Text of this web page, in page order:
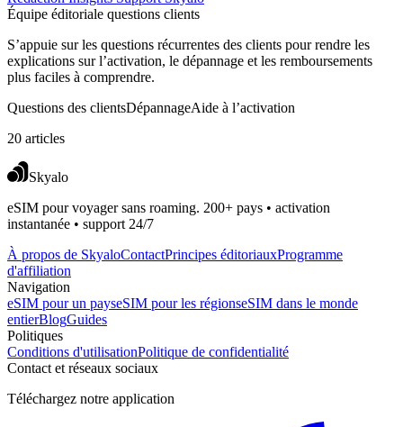
Équipe éditoriale questions clients
S’appuie sur les questions récurrentes des clients pour rendre les
explications sur l’activation, le dépannage et les remboursements
plus faciles à comprendre.
Questions des clientsDépannageAide à l’activation
20 articles
Skyalo
eSIM pour voyager sans roaming. 200+ pays • activation
instantanée • support 24/7
À propos de SkyaloContactPrincipes éditoriauxProgramme
d'affiliation
Navigation
eSIM pour un payseSIM pour les régionseSIM dans le monde
entierBlogGuides
Politiques
Conditions d'utilisationPolitique de confidentialité
Contact et réseaux sociaux
Téléchargez notre application